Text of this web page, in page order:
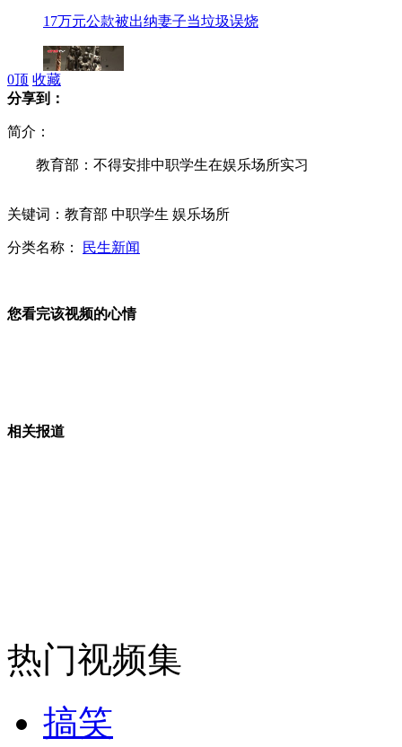
17万元公款被出纳妻子当垃圾误烧
车模改走高雅路线 车展拒成"胸展"
"女神"周秀娜助阵广州汽车嘉年华
山西运城恶犬咬伤多人 警民合力深夜将其击毙
女孩北京地铁殴打老人 痛下狠手拳打脚踢
0顶 收藏
分享到：
简介：
教育部：不得安排中职学生在娱乐场所实习
关键词：教育部 中职学生 娱乐场所
分类名称： 民生新闻
您看完该视频的心情
相关报道
热门视频集
搞笑